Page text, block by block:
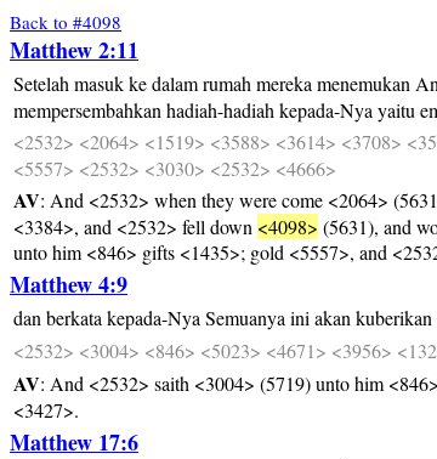
Back to #4098
Matthew 2:11
Setelah masukkedalamrumah mereka menemukan
mempersembahkan hadiah-hadiah kepada-Nya yaitu
<2532> <2064> <1519> <3588> <3614> <3708>
<5557> <2532> <3030> <2532> <4666>
AV: And <2532> when they were come <2064>
<3384>, and <2532> fell down <4098> (5631), and
unto him <846> gifts <1435>; gold <5557>, and
Matthew 4:9
dan berkata kepada-Nya Semuanya ini akan kuberikan
<2532> <3004> <846> <5023> <4671> <3956>
AV: And <2532> saith <3004> (5719) unto him
<3427>.
Matthew 17:6